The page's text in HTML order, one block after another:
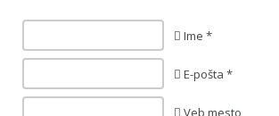
Ime *
E-pošta *
Veb mesto